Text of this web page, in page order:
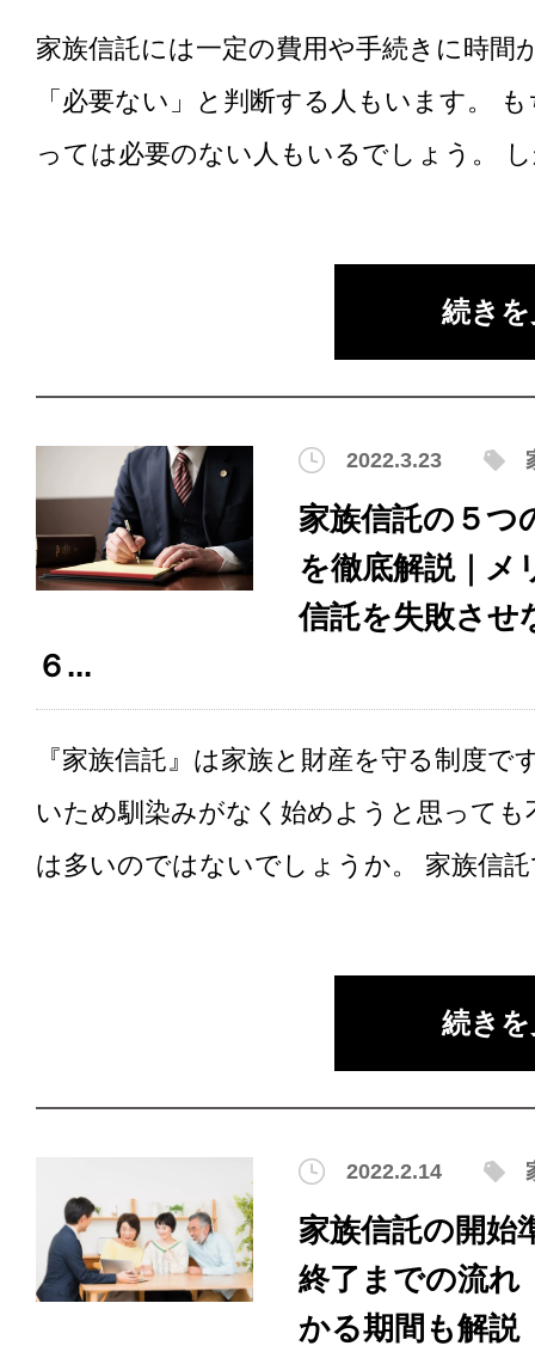
家族信託には一定の費用や手続きに時間
「必要ない」と判断する人もいます。
っては必要のない人もいるでしょう。
続き
2022.3.23
家族信託の５つ
を徹底解説｜メ
信託を失敗させ
６...
『家族信託』は家族と財産を守る制度で
いため馴染みがなく始めようと思っても
は多いのではないでしょうか。 家族信
続き
2022.2.14
家族信託の開始
終了までの流れ
かる期間も解説